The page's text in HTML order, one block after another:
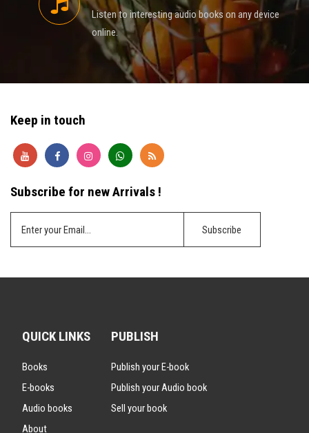
Listen to interesting audio books on any device
online.
Keep in touch
Subscribe for new Arrivals !
QUICK LINKS
Books
E-books
Audio books
About
PUBLISH
Publish your E-book
Publish your Audio book
Sell your book